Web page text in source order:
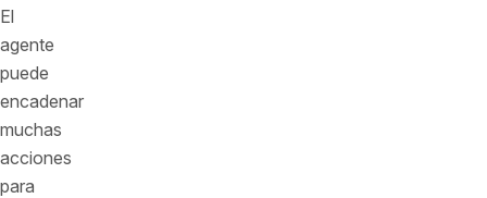
El
agente
puede
encadenar
muchas
acciones
para